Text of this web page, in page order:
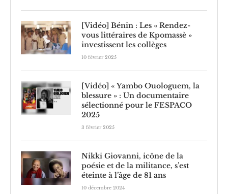
[Vidéo] Bénin : Les « Rendez-
vous littéraires de Kpomassè »
investissent les collèges
10 février 2025
[Vidéo] « Yambo Ouologuem, la
blessure » : Un documentaire
sélectionné pour le FESPACO
2025
3 février 2025
Nikki Giovanni, icône de la
poésie et de la militance, s’est
éteinte à l’âge de 81 ans
10 décembre 2024